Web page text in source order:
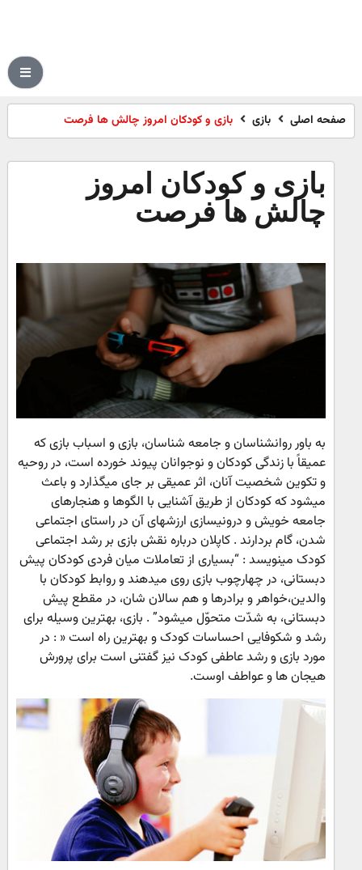
صفحه اصلی بازی بازی و کودکان امروز چالش ها فرصت
بازی و کودکان امروز
چالش ها فرصت
به باور روانشناسان و جامعه شناسان، بازی و اسباب بازی که
عمیقاً با زندگی کودکان و نوجوانان پیوند خورده است، در روحیه
و تکوین شخصیت آنان، اثر عمیقی بر جای میگذارد و باعث
میشود که کودکان از طریق آشنایی با الگوها و هنجارهای
جامعه خویش و درونیسازی ارزشهای آن در راستای اجتماعی
شدن، گام بردارند . کاپلان درباره نقش بازی بر رشد اجتماعی
کودک مینویسد : “بسیاری از تعاملات میان فردی کودکان پیش
دبستانی، در چهارچوب بازی روی میدهند و روابط کودکان با
والدین،خواهر و برادرها و هم سالان شان، در مقطع پیش
دبستانی، به شدّت متحوّل میشود” . بازی، بهترین وسیله برای
رشد و شکوفایی احساسات کودک و بهترین راه است « : در
مورد بازی و رشد عاطفی کودک نیز گفتنی است برای پرورش
هیجان ها و عواطف اوست.